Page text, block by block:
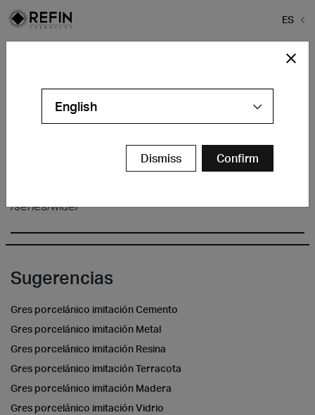
ES
/series/wide/
Sugerencias
Gres porcelánico imitación Cemento
Gres porcelánico imitación Metal
Gres porcelánico imitación Resina
Gres porcelánico imitación Terracota
Gres porcelánico imitación Madera
Gres porcelánico imitación Vidrio
English
Dismiss Confirm